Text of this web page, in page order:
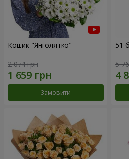
Кошик "Янголятко"
2 074 грн
Замовити
51
5